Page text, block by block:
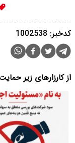
کدخبر: 1002538
از کارزارهای زیر